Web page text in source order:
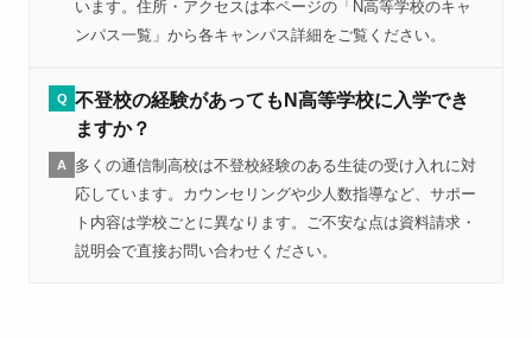
います。住所・アクセスは本ページの「N高等学校のキャ
ンパス一覧」から各キャンパス詳細をご覧ください。
Q 不登校の経験があってもN高等学校に入学でき
ますか？
A
多くの通信制高校は不登校経験のある生徒の受け入れに対
応しています。カウンセリングや少人数指導など、サポー
ト内容は学校ごとに異なります。ご不安な点は資料請求・
説明会で直接お問い合わせください。